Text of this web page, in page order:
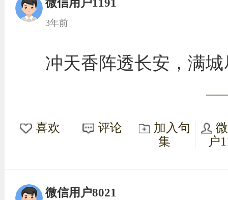
微信用户1191
3年前
冲天香阵透长安，满
喜欢 评论
加入句
集
户
微信用户8021